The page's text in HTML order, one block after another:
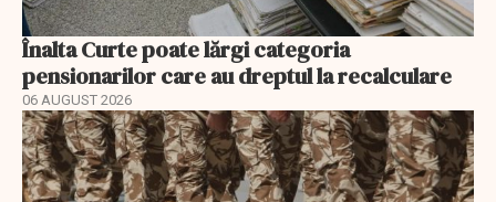
Înalta Curte poate lărgi categoria
pensionarilor care au dreptul la recalculare
06 AUGUST 2026